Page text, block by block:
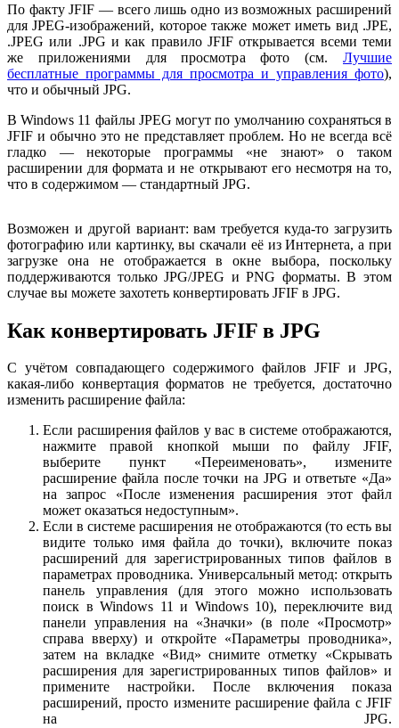
По факту JFIF — всего лишь одно из возможных расширений
для JPEG-изображений, которое также может иметь вид .JPE,
.JPEG или .JPG и как правило JFIF открывается всеми теми
же приложениями для просмотра фото (см. Лучшие
бесплатные программы для просмотра и управления фото),
что и обычный JPG.
В Windows 11 файлы JPEG могут по умолчанию сохраняться в
JFIF и обычно это не представляет проблем. Но не всегда всё
гладко — некоторые программы «не знают» о таком
расширении для формата и не открывают его несмотря на то,
что в содержимом — стандартный JPG.
Возможен и другой вариант: вам требуется куда-то загрузить
фотографию или картинку, вы скачали её из Интернета, а при
загрузке она не отображается в окне выбора, поскольку
поддерживаются только JPG/JPEG и PNG форматы. В этом
случае вы можете захотеть конвертировать JFIF в JPG.
Как конвертировать JFIF в JPG
С учётом совпадающего содержимого файлов JFIF и JPG,
какая-либо конвертация форматов не требуется, достаточно
изменить расширение файла:
Если расширения файлов у вас в системе отображаются,
нажмите правой кнопкой мыши по файлу JFIF,
выберите пункт «Переименовать», измените
расширение файла после точки на JPG и ответьте «Да»
на запрос «После изменения расширения этот файл
может оказаться недоступным».
Если в системе расширения не отображаются (то есть вы
видите только имя файла до точки), включите показ
расширений для зарегистрированных типов файлов в
параметрах проводника. Универсальный метод: открыть
панель управления (для этого можно использовать
поиск в Windows 11 и Windows 10), переключите вид
панели управления на «Значки» (в поле «Просмотр»
справа вверху) и откройте «Параметры проводника»,
затем на вкладке «Вид» снимите отметку «Скрывать
расширения для зарегистрированных типов файлов» и
примените настройки. После включения показа
расширений, просто измените расширение файла с JFIF
на JPG.